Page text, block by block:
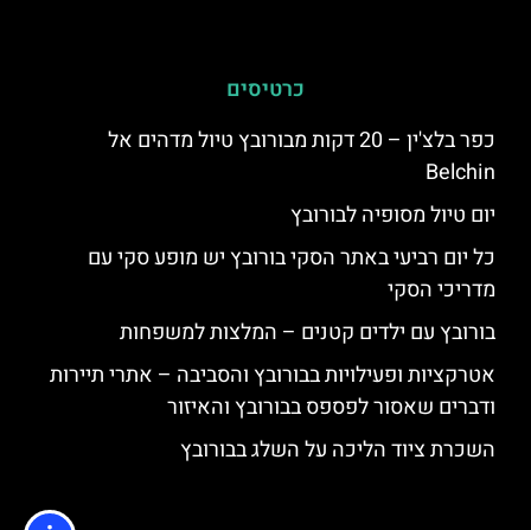
כרטיסים
כפר בלצ'ין – 20 דקות מבורובץ טיול מדהים אל
Belchin
יום טיול מסופיה לבורובץ
כל יום רביעי באתר הסקי בורובץ יש מופע סקי עם
מדריכי הסקי
בורובץ עם ילדים קטנים – המלצות למשפחות
אטרקציות ופעילויות בבורובץ והסביבה – אתרי תיירות
ודברים שאסור לפספס בבורובץ והאיזור
השכרת ציוד הליכה על השלג בבורובץ